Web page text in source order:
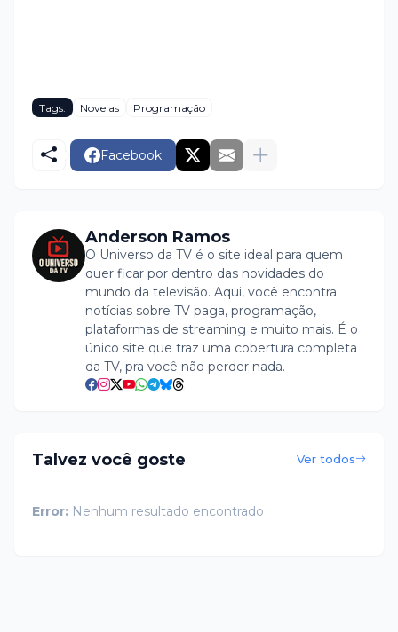
Tags: Novelas Programação
Facebook
Anderson Ramos
O Universo da TV é o site ideal para quem
quer ficar por dentro das novidades do
mundo da televisão. Aqui, você encontra
notícias sobre TV paga, programação,
plataformas de streaming e muito mais. É o
único site que traz uma cobertura completa
da TV, pra você não perder nada.
Talvez você goste Ver todos
Error: Nenhum resultado encontrado